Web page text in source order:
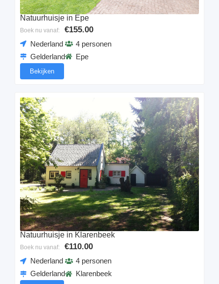
Natuurhuisje in Epe
Boek nu vanaf: €155.00
Nederland
Gelderland
4 personen
Epe
Bekijken
Natuurhuisje in Klarenbeek
Boek nu vanaf: €110.00
Nederland
Gelderland
4 personen
Klarenbeek